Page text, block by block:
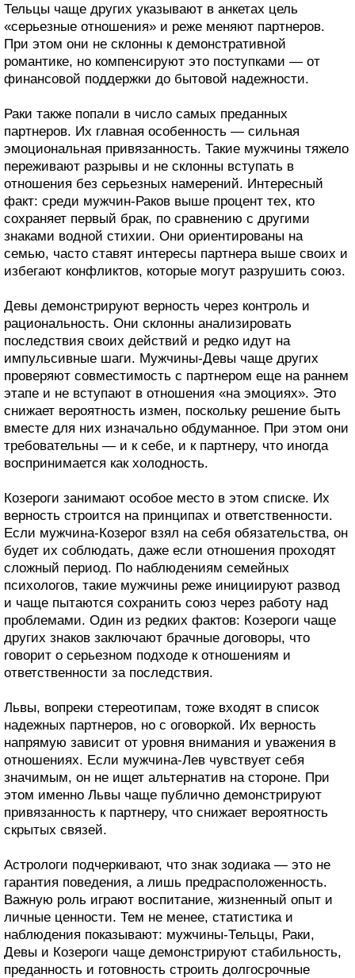
Тельцы чаще других указывают в анкетах цель
«серьезные отношения» и реже меняют партнеров.
При этом они не склонны к демонстративной
романтике, но компенсируют это поступками — от
финансовой поддержки до бытовой надежности.
Раки также попали в число самых преданных
партнеров. Их главная особенность — сильная
эмоциональная привязанность. Такие мужчины тяжело
переживают разрывы и не склонны вступать в
отношения без серьезных намерений. Интересный
факт: среди мужчин-Раков выше процент тех, кто
сохраняет первый брак, по сравнению с другими
знаками водной стихии. Они ориентированы на
семью, часто ставят интересы партнера выше своих и
избегают конфликтов, которые могут разрушить союз.
Девы демонстрируют верность через контроль и
рациональность. Они склонны анализировать
последствия своих действий и редко идут на
импульсивные шаги. Мужчины-Девы чаще других
проверяют совместимость с партнером еще на раннем
этапе и не вступают в отношения «на эмоциях». Это
снижает вероятность измен, поскольку решение быть
вместе для них изначально обдуманное. При этом они
требовательны — и к себе, и к партнеру, что иногда
воспринимается как холодность.
Козероги занимают особое место в этом списке. Их
верность строится на принципах и ответственности.
Если мужчина-Козерог взял на себя обязательства, он
будет их соблюдать, даже если отношения проходят
сложный период. По наблюдениям семейных
психологов, такие мужчины реже инициируют развод
и чаще пытаются сохранить союз через работу над
проблемами. Один из редких фактов: Козероги чаще
других знаков заключают брачные договоры, что
говорит о серьезном подходе к отношениям и
ответственности за последствия.
Львы, вопреки стереотипам, тоже входят в список
надежных партнеров, но с оговоркой. Их верность
напрямую зависит от уровня внимания и уважения в
отношениях. Если мужчина-Лев чувствует себя
значимым, он не ищет альтернатив на стороне. При
этом именно Львы чаще публично демонстрируют
привязанность к партнеру, что снижает вероятность
скрытых связей.
Астрологи подчеркивают, что знак зодиака — это не
гарантия поведения, а лишь предрасположенность.
Важную роль играют воспитание, жизненный опыт и
личные ценности. Тем не менее, статистика и
наблюдения показывают: мужчины-Тельцы, Раки,
Девы и Козероги чаще демонстрируют стабильность,
преданность и готовность строить долгосрочные